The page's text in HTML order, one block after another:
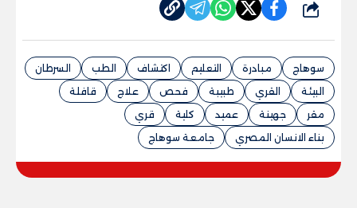
شارك
سوهاج مبادرة التعليم اكتشاف الطب
السرطان
البيئة
القري طبيبة فحص علاج
قافلة
مقر
جهينة عميد كلية
قري
بناء الانسان المصري
جامعة سوهاج